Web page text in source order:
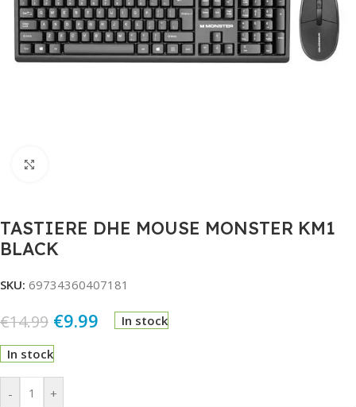
TASTIERE DHE MOUSE MONSTER KM1
BLACK
SKU: 69734360407181
€14.99 €9.99 In stock
In stock
- +
Alternative: